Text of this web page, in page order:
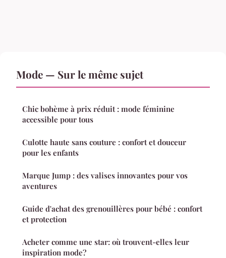
Mode — Sur le même sujet
Chic bohème à prix réduit : mode féminine
accessible pour tous
Culotte haute sans couture : confort et douceur
pour les enfants
Marque Jump : des valises innovantes pour vos
aventures
Guide d'achat des grenouillères pour bébé : confort
et protection
Acheter comme une star: où trouvent-elles leur
inspiration mode?